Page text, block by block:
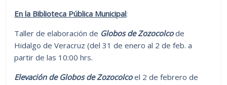
En la Biblioteca Pública Municipal:
Taller de elaboración de Globos de Zozocolcode
Hidalgo de Veracruz (del 31 de enero al 2 de feb. a
partir de las 10:00 hrs.
Elevación de Globos de Zozocolcoel 2 de febrero de